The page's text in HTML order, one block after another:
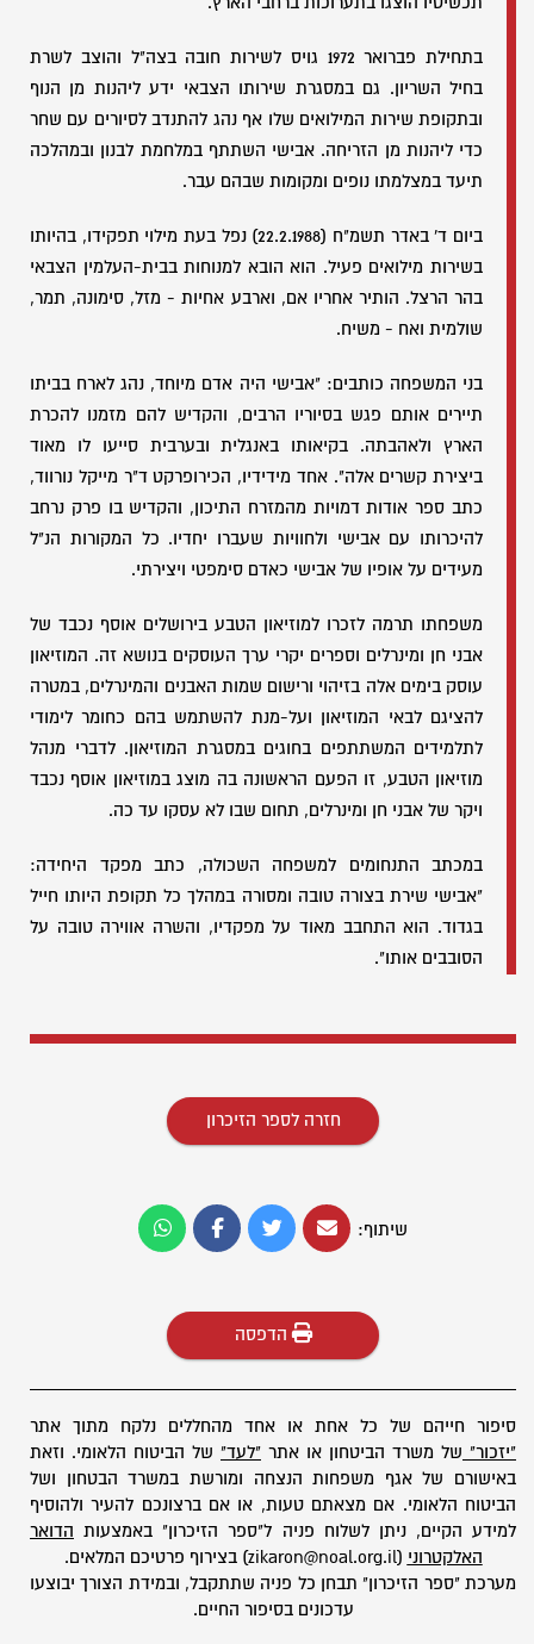
בתחילת פברואר 1972 גויס לשירות חובה בצה"ל והוצב לשרת
בחיל השריון. גם במסגרת שירותו הצבאי ידע ליהנות מן הנוף
ובתקופת שירות המילואים שלו אף נהג להתנדב לסיורים עם שחר
כדי ליהנות מן הזריחה. אבישי השתתף במלחמת לבנון ובמהלכה
תיעד במצלמתו נופים ומקומות שבהם עבר.
ביום ד' באדר תשמ"ח (22.2.1988) נפל בעת מילוי תפקידו, בהיותו
בשירות מילואים פעיל. הוא הובא למנוחות בבית-העלמין הצבאי
בהר הרצל. הותיר אחריו אם, וארבע אחיות - מזל, סימונה, תמר,
שולמית ואח - משיח.
בני המשפחה כותבים: "אבישי היה אדם מיוחד, נהג לארח בביתו
תיירים אותם פגש בסיוריו הרבים, והקדיש להם מזמנו להכרת
הארץ ולאהבתה. בקיאותו באנגלית ובערבית סייעו לו מאוד
ביצירת קשרים אלה". אחד מידידיו, הכירופרקט ד"ר מייקל נורווד,
כתב ספר אודות דמויות מהמזרח התיכון, והקדיש בו פרק נרחב
להיכרותו עם אבישי ולחוויות שעברו יחדיו. כל המקורות הנ"ל
מעידים על אופיו של אבישי כאדם סימפטי ויצירתי.
משפחתו תרמה לזכרו למוזיאון הטבע בירושלים אוסף נכבד של
אבני חן ומינרלים וספרים יקרי ערך העוסקים בנושא זה. המוזיאון
עוסק בימים אלה בזיהוי ורישום שמות האבנים והמינרלים, במטרה
להציגם לבאי המוזיאון ועל-מנת להשתמש בהם כחומר לימודי
לתלמידים המשתתפים בחוגים במסגרת המוזיאון. לדברי מנהל
מוזיאון הטבע, זו הפעם הראשונה בה מוצג במוזיאון אוסף נכבד
ויקר של אבני חן ומינרלים, תחום שבו לא עסקו עד כה.
במכתב התנחומים למשפחה השכולה, כתב מפקד היחידה:
"אבישי שירת בצורה טובה ומסורה במהלך כל תקופת היותו חייל
בגדוד. הוא התחבב מאוד על מפקדיו, והשרה אווירה טובה על
הסובבים אותו".
חזרה לספר הזיכרון
שיתוף:
הדפסה
סיפור חייהם של כל אחת או אחד מהחללים נלקח מתוך אתר
"יזכור" של משרד הביטחון או אתר "לעד" של הביטוח הלאומי. וזאת
באישורם של אגף משפחות הנצחה ומורשת במשרד הבטחון ושל
הביטוח הלאומי. אם מצאתם טעות, או אם ברצונכם להעיר ולהוסיף
למידע הקיים, ניתן לשלוח פניה ל"ספר הזיכרון" באמצעות הדואר
האלקטרוני (zikaron@noal.org.il) בצירוף פרטיכם המלאים.
מערכת "ספר הזיכרון" תבחן כל פניה שתתקבל, ובמידת הצורך יבוצעו
עדכונים בסיפור החיים.